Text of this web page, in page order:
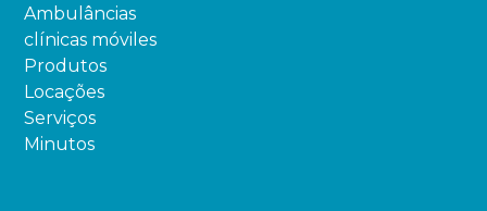
Ambulâncias
clínicas móviles
Produtos
Locações
Serviços
Minutos